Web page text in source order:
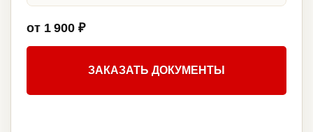
от 1 900 ₽
ЗАКАЗАТЬ ДОКУМЕНТЫ